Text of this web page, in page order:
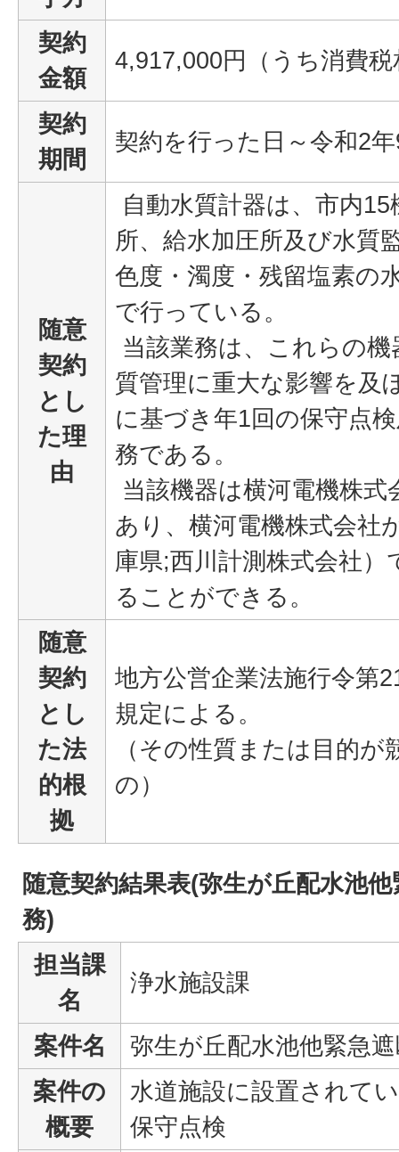
契約
金額
4,917,000円（うち消費
契約
期間
契約を行った日～令和2
随意
契約
とし
た理
由
自動水質計器は、市内
所、給水加圧所及び水質
色度・濁度・残留塩素の
で行っている。
当該業務は、これらの
質管理に重大な影響を及
に基づき年1回の保守点
務である。
当該機器は横河電機株
あり、横河電機株式会社
庫県;西川計測株式会社
ることができる。
随意
契約
とし
た法
的根
拠
地方公営企業法施行令第
規定による。
（その性質または目的
の）
随意契約結果表(弥生が丘配水池
務)
担当課
名
浄水施設課
案件名
弥生が丘配水池他緊急
案件の
概要
水道施設に設置されて
保守点検